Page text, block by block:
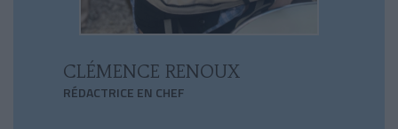
CLÉMENCE RENOUX
RÉDACTRICE EN CHEF